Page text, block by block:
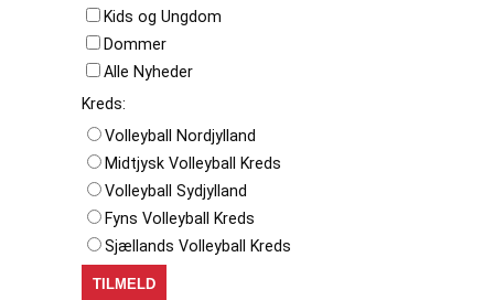
Kids og Ungdom
Dommer
Alle Nyheder
Kreds:
Volleyball Nordjylland
Midtjysk Volleyball Kreds
Volleyball Sydjylland
Fyns Volleyball Kreds
Sjællands Volleyball Kreds